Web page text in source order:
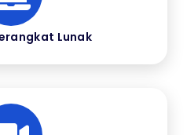
Lunak